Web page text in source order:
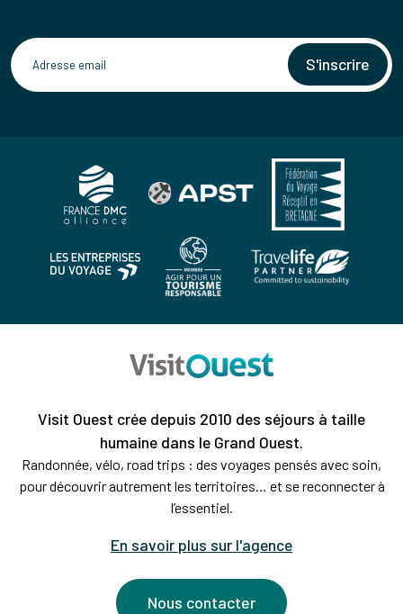
S'inscrire
Visit Ouest crée depuis 2010 des séjours à taille
humaine dans le Grand Ouest.
Randonnée, vélo, road trips : des voyages pensés avec soin,
pour découvrir autrement les territoires… et se reconnecter à
l’essentiel.
En savoir plus sur l'agence
Nous contacter